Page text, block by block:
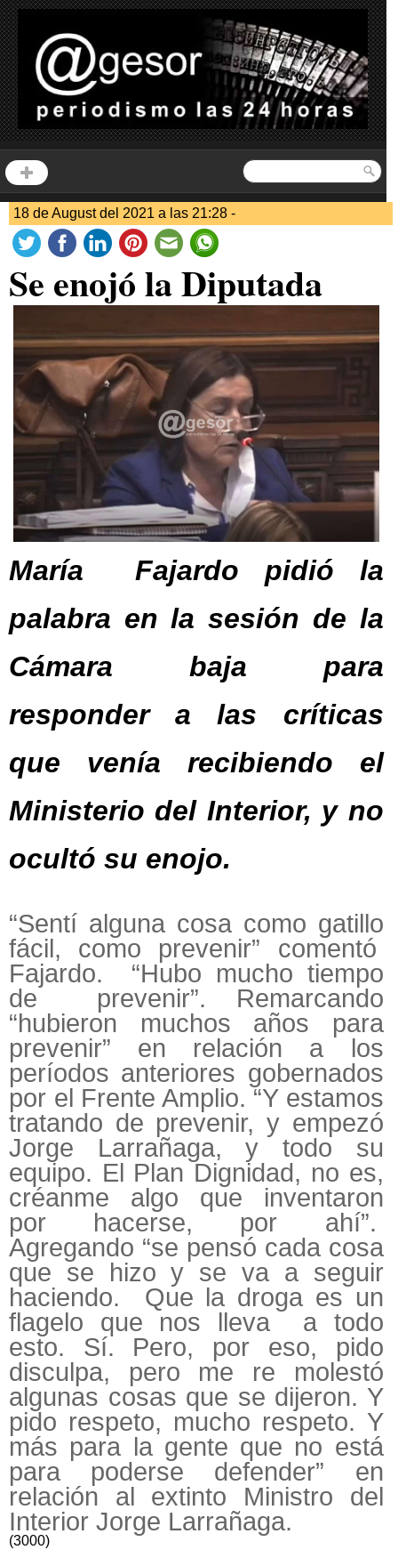
18 de August del 2021 a las 21:28 -
Se enojó la Diputada
María Fajardo pidió la
palabra en la sesión de la
Cámara baja para
responder a las críticas
que venía recibiendo el
Ministerio del Interior, y no
ocultó su enojo.
“Sentí alguna cosa como gatillo
fácil, como prevenir” comentó
Fajardo. “Hubo mucho tiempo
de prevenir”. Remarcando
“hubieron muchos años para
prevenir” en relación a los
períodos anteriores gobernados
por el Frente Amplio. “Y estamos
tratando de prevenir, y empezó
Jorge Larrañaga, y todo su
equipo. El Plan Dignidad, no es,
créanme algo que inventaron
por hacerse, por ahí”.
Agregando “se pensó cada cosa
que se hizo y se va a seguir
haciendo. Que la droga es un
flagelo que nos lleva a todo
esto. Sí. Pero, por eso, pido
disculpa, pero me re molestó
algunas cosas que se dijeron. Y
pido respeto, mucho respeto. Y
más para la gente que no está
para poderse defender” en
relación al extinto Ministro del
Interior Jorge Larrañaga.
(3000)